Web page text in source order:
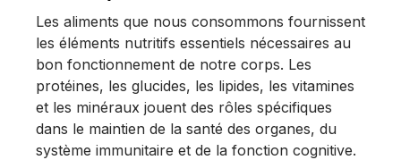
Les aliments que nous consommons fournissent
les éléments nutritifs essentiels nécessaires au
bon fonctionnement de notre corps. Les
protéines, les glucides, les lipides, les vitamines
et les minéraux jouent des rôles spécifiques
dans le maintien de la santé des organes, du
système immunitaire et de la fonction cognitive.